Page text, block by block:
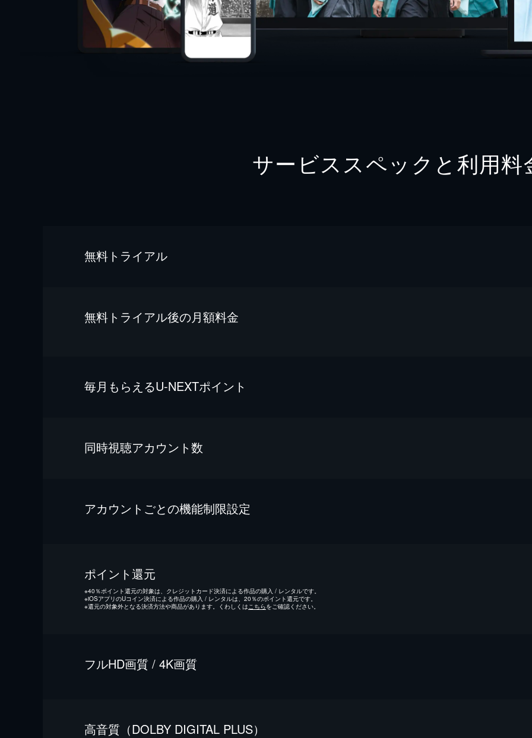
サービススペックと利用料
無料トライアル
無料トライアル後の⽉額料金
毎⽉もらえるU-NEXTポイント
同時視聴アカウント数
アカウントごとの機能制限設定
ポイント還元
※40％ポイント還元の対象は、クレジットカード決済による作品の購入 / レンタルです。
※iOSアプリのUコイン決済による作品の購入 / レンタルは、20％のポイント還元です。
※還元の対象外となる決済方法や商品があります。くわしくは こちらをご確認ください。
フルHD画質 / 4K画質
⾼⾳質（DOLBY DIGITAL PLUS）